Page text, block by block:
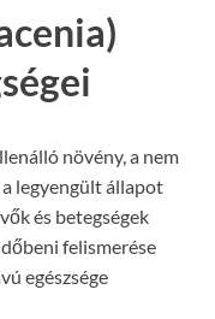
növény, a nem
legyengült állapot
és betegségek
felismerése
egészsége